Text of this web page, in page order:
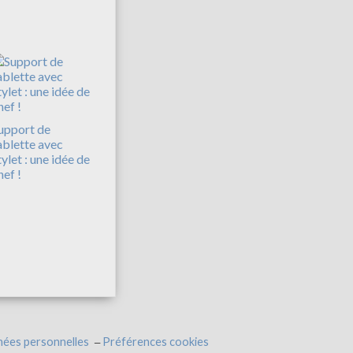
de
avec
: une idée de
!
personnelles Préférences cookies